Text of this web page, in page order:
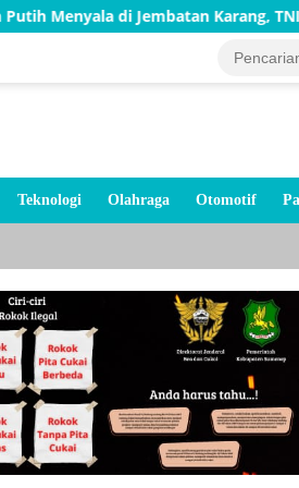
Jembatan Karang, TNI dan Warga
Teknologi Olahraga Otomotif